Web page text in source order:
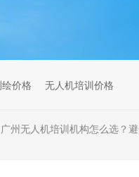
具
价格 无人机培训价格
广州无人机培训机构怎么选？